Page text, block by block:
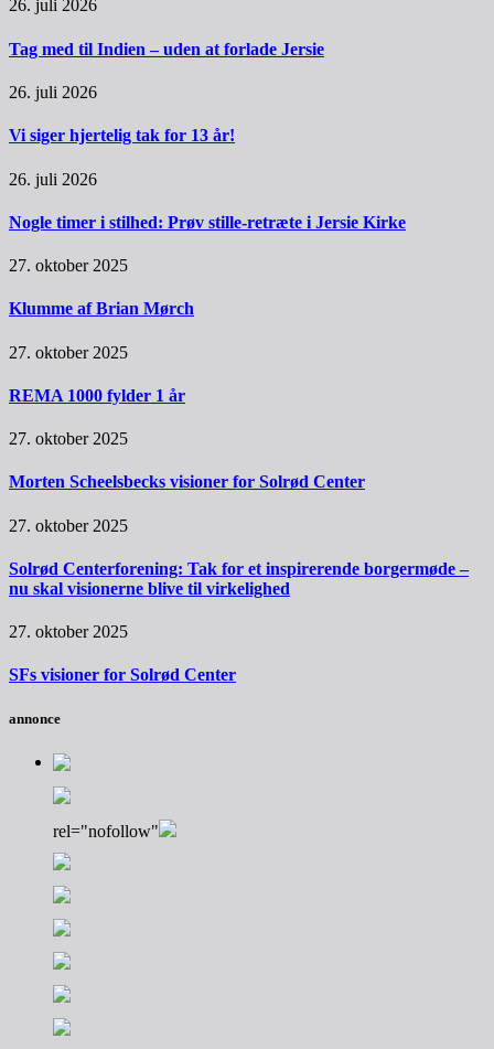
26. juli 2026
Tag med til Indien – uden at forlade Jersie
26. juli 2026
Vi siger hjertelig tak for 13 år!
26. juli 2026
Nogle timer i stilhed: Prøv stille-retræte i Jersie Kirke
27. oktober 2025
Klumme af Brian Mørch
27. oktober 2025
REMA 1000 fylder 1 år
27. oktober 2025
Morten Scheelsbecks visioner for Solrød Center
27. oktober 2025
Solrød Centerforening: Tak for et inspirerende borgermøde –
nu skal visionerne blive til virkelighed
27. oktober 2025
SFs visioner for Solrød Center
annonce
rel="nofollow"